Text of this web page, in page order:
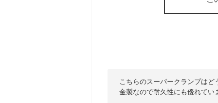
こちらのスーパークランプは
金製なので耐久性にも優れてい